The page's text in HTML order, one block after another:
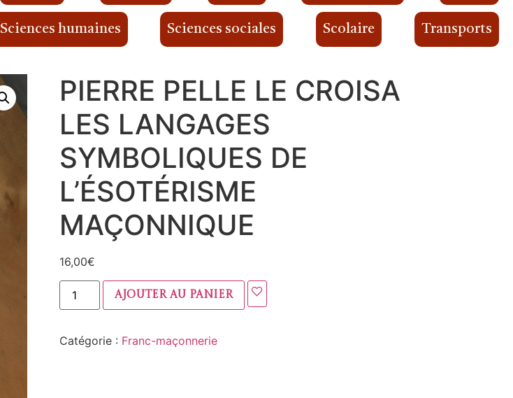
Sciences humaines Sciences sociales Scolaire Transports
PIERRE PELLE LE CROISA
LES LANGAGES
SYMBOLIQUES DE
L’ÉSOTÉRISME
MAÇONNIQUE
16,00€
Ajouter au panier
Catégorie : Franc-maçonnerie